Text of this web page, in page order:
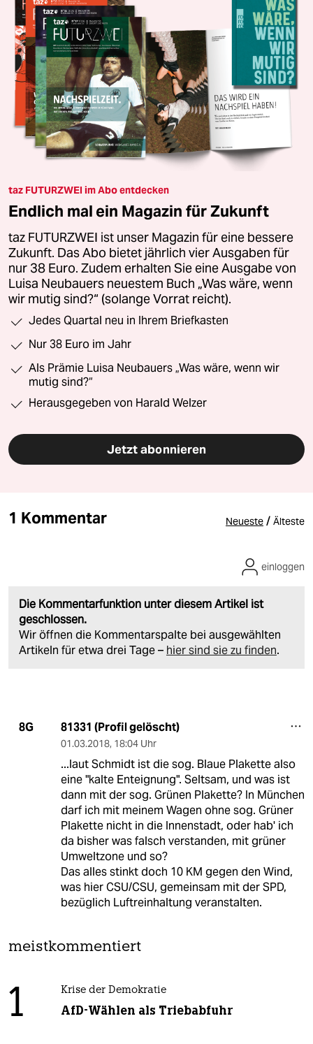
taz FUTURZWEI im Abo entdecken
Endlich mal ein Magazin für Zukunft
taz FUTURZWEI ist unser Magazin für eine bessere
Zukunft. Das Abo bietet jährlich vier Ausgaben für
nur 38 Euro. Zudem erhalten Sie eine Ausgabe von
Luisa Neubauers neuestem Buch „Was wäre, wenn
wir mutig sind?“ (solange Vorrat reicht).
Jedes Quartal neu in Ihrem Briefkasten
Nur 38 Euro im Jahr
Als Prämie Luisa Neubauers „Was wäre, wenn wir
mutig sind?“
Herausgegeben von Harald Welzer
Jetzt abonnieren
1 Kommentar Neueste / Älteste
Die Kommentarfunktion unter diesem Artikel ist
geschlossen.
Wir öffnen die Kommentarspalte bei ausgewählten
Artikeln für etwa drei Tage – hier sind sie zu finden.
einloggen
8G 81331 (Profil gelöscht)
01.03.2018, 18:04 Uhr
...laut Schmidt ist die sog. Blaue Plakette also
eine "kalte Enteignung". Seltsam, und was ist
dann mit der sog. Grünen Plakette? In München
darf ich mit meinem Wagen ohne sog. Grüner
Plakette nicht in die Innenstadt, oder hab' ich
da bisher was falsch verstanden, mit grüner
Umweltzone und so?
Das alles stinkt doch 10 KM gegen den Wind,
was hier CSU/CSU, gemeinsam mit der SPD,
bezüglich Luftreinhaltung veranstalten.
meistkommentiert
1 Krise der Demokratie
AfD-Wählen als Triebabfuhr